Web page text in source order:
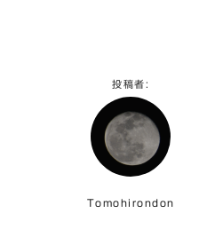
投稿者:
Tomohirondon